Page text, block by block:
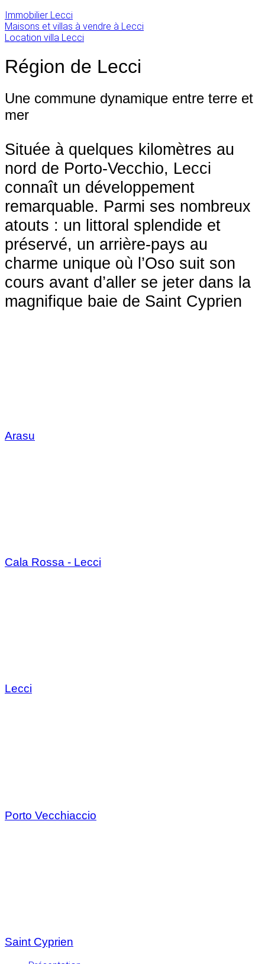
Immobilier Lecci
Maisons et villas à vendre à Lecci
Location villa Lecci
Région de Lecci
Une commune dynamique entre terre et
mer
Située à quelques kilomètres au
nord de Porto-Vecchio, Lecci
connaît un développement
remarquable. Parmi ses nombreux
atouts : un littoral splendide et
préservé, un arrière-pays au
charme unique où l’Oso suit son
cours avant d’aller se jeter dans la
magnifique baie de Saint Cyprien
Arasu
Cala Rossa - Lecci
Lecci
Porto Vecchiaccio
Saint Cyprien